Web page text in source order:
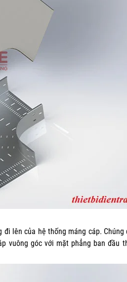
lên của hệ thống máng cáp.
vuông góc với mặt phẳng ban đầu